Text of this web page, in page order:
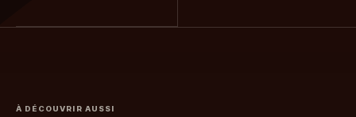
À DÉCOUVRIR AUSSI